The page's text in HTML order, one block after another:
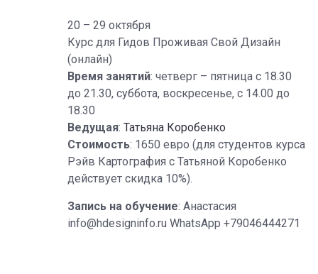
20 – 29 октября
Курс для Гидов Проживая Свой Дизайн
(онлайн)
Время занятий: четверг – пятница с 18.30
до 21.30, суббота, воскресенье, с 14.00 до
18.30
Ведущая: Татьяна Коробенко
Стоимость: 1650 евро (для студентов курса
Рэйв Картография с Татьяной Коробенко
действует скидка 10%).
Запись на обучение: Анастасия
info@hdesigninfo.ru WhatsApp +79046444271